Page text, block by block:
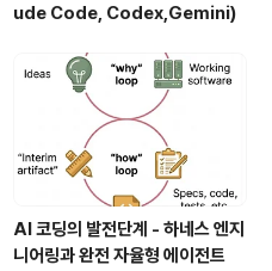
ude Code, Codex,Gemini)
AI 코딩의 발전단계 - 하네스 엔지
니어링과 완전 자율형 에이전트